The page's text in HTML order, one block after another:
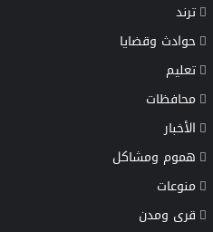
ترند
حوادث وقضايا
تعليم
محافظات
الأخبار
هموم ومشاكل
منوعات
قرى ومدن